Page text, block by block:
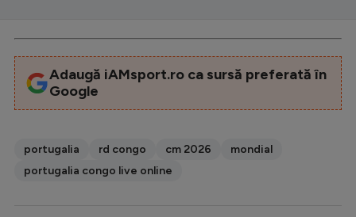
Adaugă iAMsport.ro ca sursă preferată în
Google
portugalia rd congo cm 2026
mondial
portugalia congo live online